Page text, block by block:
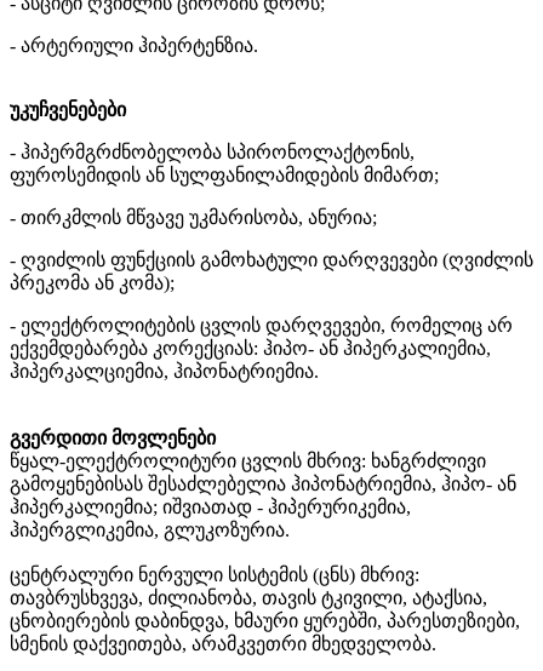
- არტერიული ჰიპერტენზია.
უკუჩვენებები
- ჰიპერმგრძნობელობა სპირონოლაქტონის,
ფუროსემიდის ან სულფანილამიდების მიმართ;
- თირკმლის მწვავე უკმარისობა, ანურია;
- ღვიძლის ფუნქციის გამოხატული დარღვევები (ღვიძლის
პრეკომა ან კომა);
- ელექტროლიტების ცვლის დარღვევები, რომელიც არ
ექვემდებარება კორექციას: ჰიპო- ან ჰიპერკალიემია,
ჰიპერკალციემია, ჰიპონატრიემია.
გვერდითი მოვლენები
წყალ-ელექტროლიტური ცვლის მხრივ: ხანგრძლივი
გამოყენებისას შესაძლებელია ჰიპონატრიემია, ჰიპო- ან
ჰიპერკალიემია; იშვიათად - ჰიპერურიკემია,
ჰიპერგლიკემია, გლუკოზურია.
ცენტრალური ნერვული სისტემის (ცნს) მხრივ:
თავბრუსხვევა, ძილიანობა, თავის ტკივილი, ატაქსია,
ცნობიერების დაბინდვა, ხმაური ყურებში, პარესთეზიები,
სმენის დაქვეითება, არამკვეთრი მხედველობა.